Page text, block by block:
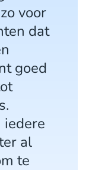
voor
dat
goed
iedere
al
te